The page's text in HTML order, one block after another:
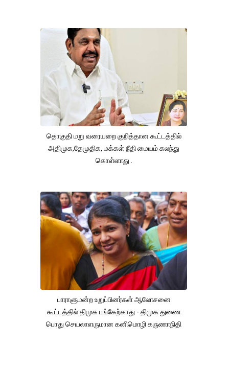
தொகுதி மறு வரையறை குறித்தான கூட்டத்தில்
அதிமுக,தேமுதிக, மக்கள் நீதி மையம் கலந்து
கொள்ளாது .
பாராளுமன்ற உறுப்பினர்கள் ஆலோசனை
கூட்டத்தில் திமுக பங்கேற்காது - திமுக துணை
பொது செயலாளருமான கனிமொழி கருணாநிதி